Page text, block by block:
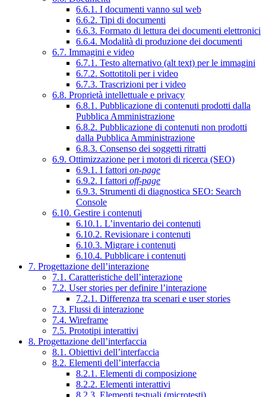
6.6.1. I documenti vanno sul web
6.6.2. Tipi di documenti
6.6.3. Formato di lettura dei documenti elettronici
6.6.4. Modalità di produzione dei documenti
6.7. Immagini e video
6.7.1. Testo alternativo (alt text) per le immagini
6.7.2. Sottotitoli per i video
6.7.3. Trascrizioni per i video
6.8. Proprietà intellettuale e privacy
6.8.1. Pubblicazione di contenuti prodotti dalla
Pubblica Amministrazione
6.8.2. Pubblicazione di contenuti non prodotti
dalla Pubblica Amministrazione
6.8.3. Consenso dei soggetti ritratti
6.9. Ottimizzazione per i motori di ricerca (SEO)
6.9.1. I fattori on-page
6.9.2. I fattori off-page
6.9.3. Strumenti di diagnostica SEO: Search
Console
6.10. Gestire i contenuti
6.10.1. L’inventario dei contenuti
6.10.2. Revisionare i contenuti
6.10.3. Migrare i contenuti
6.10.4. Pubblicare i contenuti
7. Progettazione dell’interazione
7.1. Caratteristiche dell’interazione
7.2. User stories per definire l’interazione
7.2.1. Differenza tra scenari e user stories
7.3. Flussi di interazione
7.4. Wireframe
7.5. Prototipi interattivi
8. Progettazione dell’interfaccia
8.1. Obiettivi dell’interfaccia
8.2. Elementi dell’interfaccia
8.2.1. Elementi di composizione
8.2.2. Elementi interattivi
8.2.3. Elementi testuali (microtesti)